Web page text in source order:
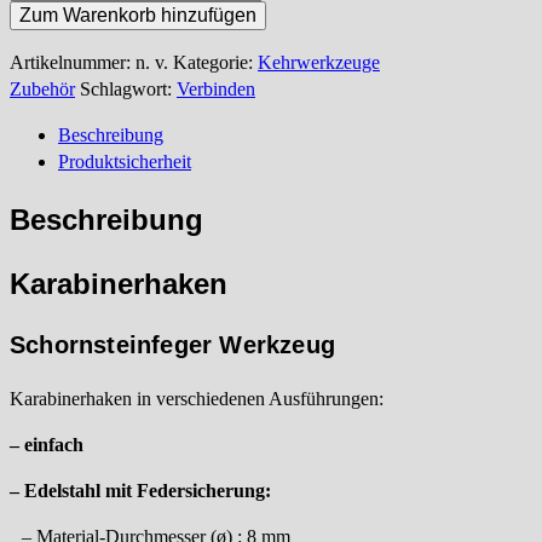
Menge
Zum Warenkorb hinzufügen
Artikelnummer: n. v. Kategorie: Kehrwerkzeuge
Zubehör Schlagwort: Verbinden
Beschreibung
Produktsicherheit
Beschreibung
Karabinerhaken
Schornsteinfeger Werkzeug
Karabinerhaken in verschiedenen Ausführungen:
– einfach
– Edelstahl mit Federsicherung:
– Material-Durchmesser (ø) : 8 mm